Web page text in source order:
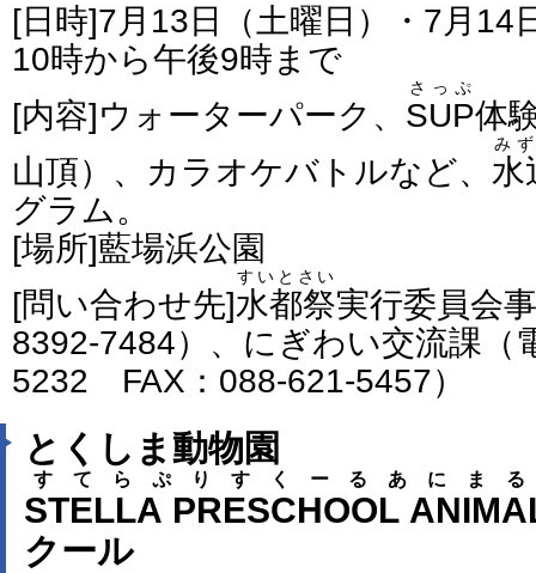
[日時]7月13日（土曜日）・7月14
10時から午後9時まで
[内容]ウォーターパーク、 SUP
さっぷ
体
山頂）、カラオケバトルなど、 水
み
グラム。
[場所]藍場浜公園
[問い合わせ先]水都祭
すいとさい
実行委員会
8392-7484）、にぎわい交流課（
5232 FAX：088-621-5457）
とくしま動物園
STELLA PRESCHOOL
すてらぷりすくーるあにま
クール